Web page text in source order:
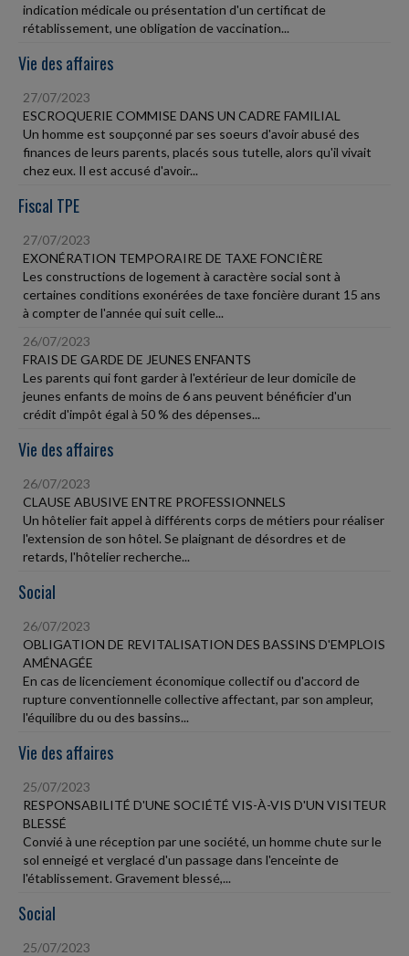
indication médicale ou présentation d'un certificat de
rétablissement, une obligation de vaccination...
Vie des affaires
27/07/2023
ESCROQUERIE COMMISE DANS UN CADRE FAMILIAL
Un homme est soupçonné par ses soeurs d'avoir abusé des
finances de leurs parents, placés sous tutelle, alors qu'il vivait
chez eux. Il est accusé d'avoir...
Fiscal TPE
27/07/2023
EXONÉRATION TEMPORAIRE DE TAXE FONCIÈRE
Les constructions de logement à caractère social sont à
certaines conditions exonérées de taxe foncière durant 15 ans
à compter de l'année qui suit celle...
26/07/2023
FRAIS DE GARDE DE JEUNES ENFANTS
Les parents qui font garder à l'extérieur de leur domicile de
jeunes enfants de moins de 6 ans peuvent bénéficier d'un
crédit d'impôt égal à 50 % des dépenses...
Vie des affaires
26/07/2023
CLAUSE ABUSIVE ENTRE PROFESSIONNELS
Un hôtelier fait appel à différents corps de métiers pour réaliser
l'extension de son hôtel. Se plaignant de désordres et de
retards, l'hôtelier recherche...
Social
26/07/2023
OBLIGATION DE REVITALISATION DES BASSINS D'EMPLOIS
AMÉNAGÉE
En cas de licenciement économique collectif ou d'accord de
rupture conventionnelle collective affectant, par son ampleur,
l'équilibre du ou des bassins...
Vie des affaires
25/07/2023
RESPONSABILITÉ D'UNE SOCIÉTÉ VIS-À-VIS D'UN VISITEUR
BLESSÉ
Convié à une réception par une société, un homme chute sur le
sol enneigé et verglacé d'un passage dans l'enceinte de
l'établissement. Gravement blessé,...
Social
25/07/2023